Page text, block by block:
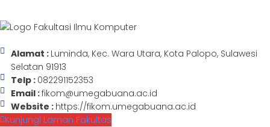
Alamat : Luminda, Kec. Wara Utara, Kota Palopo, Sulawesi
Selatan 91913
Telp : 082291152353
Email :fikom@umegabuana.ac.id
Website : https://fikom.umegabuana.ac.id
Kunjungi Laman Fakultas